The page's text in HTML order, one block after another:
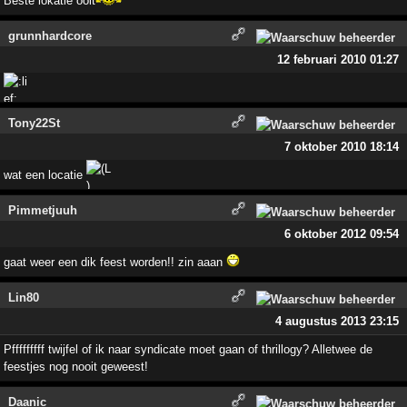
grunnhardcore
12 februari 2010 01:27
Tony22St
7 oktober 2010 18:14
wat een locatie
Pimmetjuuh
6 oktober 2012 09:54
gaat weer een dik feest worden!! zin aaan
Lin80
4 augustus 2013 23:15
Pfffffffff twijfel of ik naar syndicate moet gaan of thrillogy? Alletwee de
feestjes nog nooit geweest!
Daanic